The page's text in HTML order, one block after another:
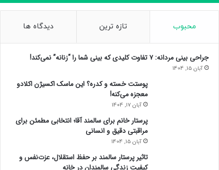
محبوب تازه ترین دیدگاه ها
جراحی بینی مردانه: ۷ تفاوت کلیدی که بینی شما را “زنانه” نمی‌کند!
آبان 15, 1404
پوستت خسته و کدره؟ این ماسک اکسیژن اکلادو
معجزه می‌کنه!
آبان 17, 1404
پرستار خانم برای سالمند آقا؛ انتخابی مطمئن برای
مراقبتی دقیق و انسانی
آبان 15, 1404
تاثیر پرستار سالمند بر حفظ استقلال، عزت‌نفس و
کیفیت زندگی سالمندان در خانه